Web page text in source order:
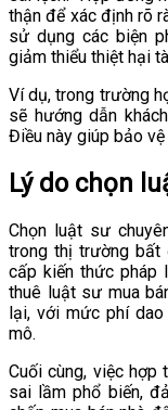
thận để xác định rõ
sử dụng các biện
giảm thiểu thiệt hại
Ví dụ, trong trường
sẽ hướng dẫn
Điều này giúp bảo
Lý do chọn
Chọn luật sư
trong thị trường bất
cấp kiến thức pháp
thuê luật sư mua
lại, với mức phí
mô.
Cuối cùng, việc hợp
sai lầm phổ biến,